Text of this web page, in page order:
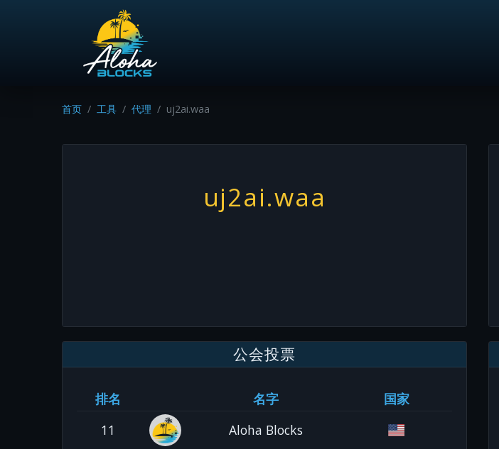
首页 工具 代理 uj2ai.waa
uj2ai.waa
公会投票
排名 名字
国家
11
Aloha Blocks